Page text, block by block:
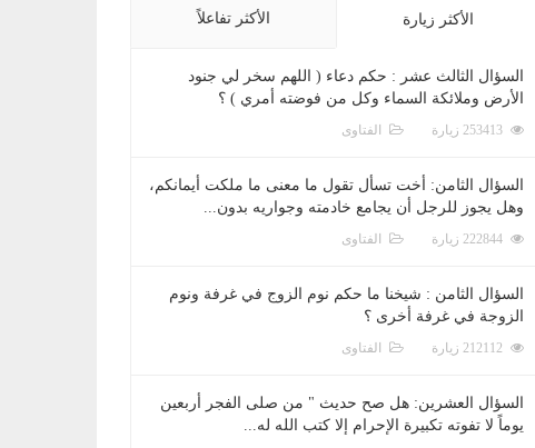
الأكثر زيارة الأكثر تفاعلاً
السؤال الثالث عشر : حكم دعاء ( اللهم سخر لي جنود
الأرض وملائكة السماء وكل من فوضته أمري ) ؟
الفتاوى
السؤال الثامن: أخت تسأل تقول ما معنى ما ملكت أيمانكم،
وهل يجوز للرجل أن يجامع خادمته وجواريه بدون...
الفتاوى
السؤال الثامن : شيخنا ما حكم نوم الزوج في غرفة ونوم
الزوجة في غرفة أخرى ؟
الفتاوى
السؤال العشرين: هل صح حديث " من صلى الفجر أربعين
يوماً لا تفوته تكبيرة الإحرام إلا كتب الله له...